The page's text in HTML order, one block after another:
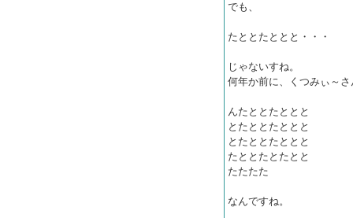
でも、
たととたととと・・・
じゃないすね。
何年か前に、くつみぃ～
んたととたととと
とたととたととと
とたととたととと
たととたとたとと
たたたた
なんですね。